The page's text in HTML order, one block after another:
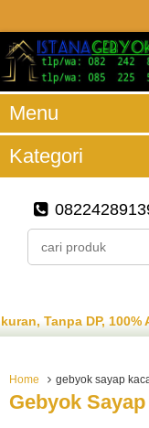
Menu
Kategori
DP, 100%
Home gebyok sayap
Gebyok